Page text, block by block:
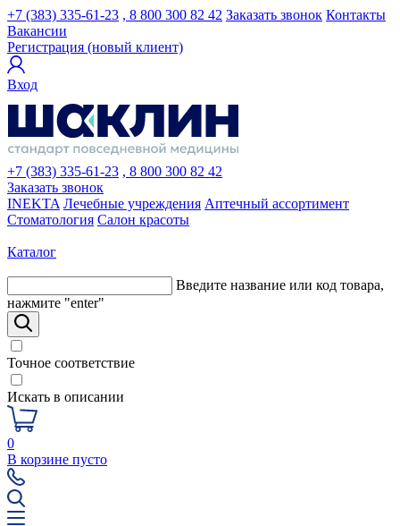
+7 (383) 335-61-23 , 8 800 300 82 42 Заказать звонок Контакты
Вакансии
Регистрация (новый клиент)
Вход
+7 (383) 335-61-23 , 8 800 300 82 42
Заказать звонок
INEKTA Лечебные учреждения Аптечный ассортимент
Стоматология Салон красоты
Каталог
Введите название или код товара,
нажмите "enter"
Точное соответствие
Искать в описании
0
В корзине пусто